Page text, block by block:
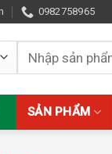
0982758965
Tìm
kiếm:
SẢN PHẨM